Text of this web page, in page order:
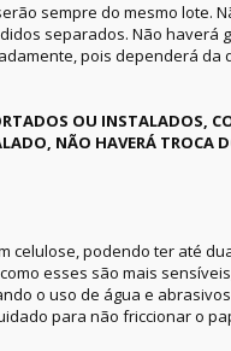
sempre do mesmo lote.
separados. Não haverá
pois dependerá da
OU INSTALADOS,
NÃO HAVERÁ TROCA
celulose, podendo ter até
esses são mais
o uso de água e
para não friccionar o